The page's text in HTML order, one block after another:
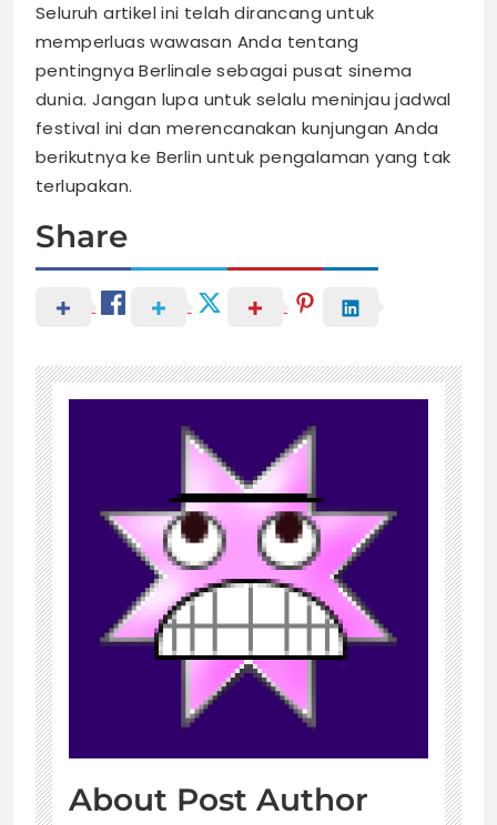
Seluruh artikel ini telah dirancang untuk
memperluas wawasan Anda tentang
pentingnya Berlinale sebagai pusat sinema
dunia. Jangan lupa untuk selalu meninjau jadwal
festival ini dan merencanakan kunjungan Anda
berikutnya ke Berlin untuk pengalaman yang tak
terlupakan.
Share
About Post Author